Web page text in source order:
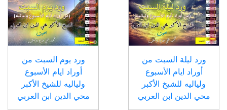
ورد ليلة السبت من
أوراد ايام الأسبوع
ولياليه للشيخ الأكبر
محي الدين ابن العربي
ورد يوم السبت من
أوراد ايام الأسبوع
ولياليه للشيخ الأكبر
محي الدين ابن العربي